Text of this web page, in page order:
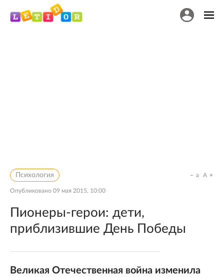
Психология
Опубликовано 09 мая 2015, 10:00
a A
Пионеры-герои: дети,
приблизившие День Победы
Великая Отечественная война изменила